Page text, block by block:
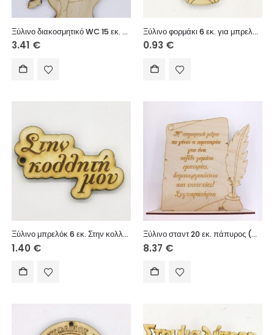
Ξύλινο διακοσμητικό WC 15 εκ. (κορίτσι)
3.41 €
Ξύλινο φορμάκι 6 εκ. για μπρελόκ (Πρώτη φορά ΘΕΙΟΣ)
0.93 €
Ξύλινο μπρελόκ 6 εκ. Στην κολλητή μου
1.40 €
Ξύλινο σταντ 20 εκ. πάπυρος (Καλή σταδιοδρομία)
8.37 €